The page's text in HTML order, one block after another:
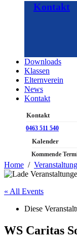
Kontakt
Downloads
Klassen
Elternverein
News
Kontakt
Kontakt
0463 511 540
Kalender
Kommende
Home
« All Events
Diese
WS Caritas